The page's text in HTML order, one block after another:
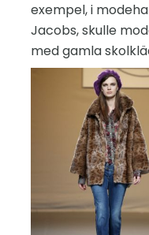
exempel, i
Jacobs, skulle
med gamla